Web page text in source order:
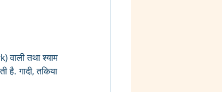
तथा श्याम
है. गादी, तकिया